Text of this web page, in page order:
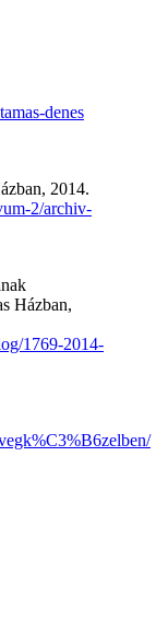
denes
2014.
2/archiv-
Házban,
1769-2014-